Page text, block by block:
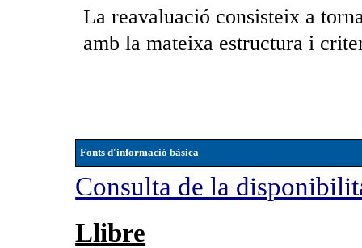
La reavaluació consisteix a
amb la mateixa estructura i
Fonts d'informació bàsica
Consulta de la
Llibre